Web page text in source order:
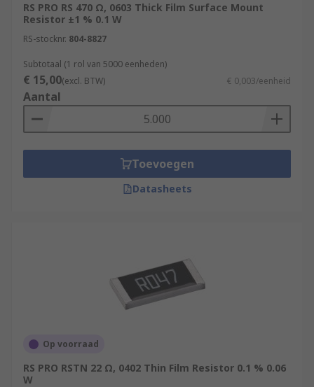
RS PRO RS 470 Ω, 0603 Thick Film Surface Mount
Resistor ±1 % 0.1 W
RS-stocknr. 804-8827
Subtotaal (1 rol van 5000 eenheden)
€ 15,00(excl. BTW) € 0,003/eenheid
Aantal
Toevoegen
Datasheets
Op voorraad
RS PRO RSTN 22 Ω, 0402 Thin Film Resistor 0.1 % 0.06
W